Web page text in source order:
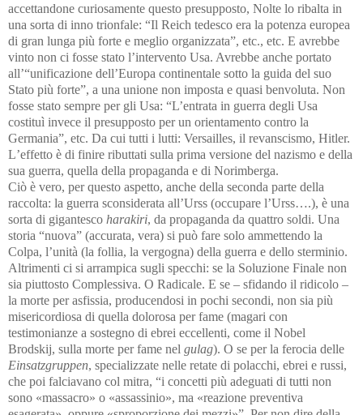
accettandone curiosamente questo presupposto, Nolte lo ribalta in
una sorta di inno trionfale: “Il Reich tedesco era la potenza europea
di gran lunga più forte e meglio organizzata”, etc., etc. E avrebbe
vinto non ci fosse stato l’intervento Usa. Avrebbe anche portato
all’“unificazione dell’Europa continentale sotto la guida del suo
Stato più forte”, a una unione non imposta e quasi benvoluta. Non
fosse stato sempre per gli Usa: “L’entrata in guerra degli Usa
costituì invece il presupposto per un orientamento contro la
Germania”, etc. Da cui tutti i lutti: Versailles, il revanscismo, Hitler.
L’effetto è di finire ributtati sulla prima versione del nazismo e della
sua guerra, quella della propaganda e di Norimberga.
Ciò è vero, per questo aspetto, anche della seconda parte della
raccolta: la guerra sconsiderata all’Urss (occupare l’Urss….), è una
sorta di gigantesco harakiri, da propaganda da quattro soldi. Una
storia “nuova” (accurata, vera) si può fare solo ammettendo la
Colpa, l’unità (la follia, la vergogna) della guerra e dello sterminio.
Altrimenti ci si arrampica sugli specchi: se la Soluzione Finale non
sia piuttosto Complessiva. O Radicale. E se – sfidando il ridicolo –
la morte per asfissia, producendosi in pochi secondi, non sia più
misericordiosa di quella dolorosa per fame (magari con
testimonianze a sostegno di ebrei eccellenti, come il Nobel
Brodskij, sulla morte per fame nel gulag). O se per la ferocia delle
Einsatzgruppen, specializzate nelle retate di polacchi, ebrei e russi,
che poi falciavano col mitra, “i concetti più adeguati di tutti non
sono «massacro» o «assassinio», ma «reazione preventiva